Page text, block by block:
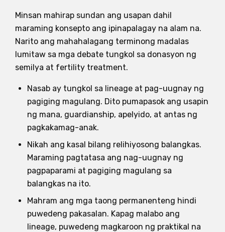
Minsan mahirap sundan ang usapan dahil
maraming konsepto ang ipinapalagay na alam na.
Narito ang mahahalagang terminong madalas
lumitaw sa mga debate tungkol sa donasyon ng
semilya at fertility treatment.
Nasab ay tungkol sa lineage at pag-uugnay ng
pagiging magulang. Dito pumapasok ang usapin
ng mana, guardianship, apelyido, at antas ng
pagkakamag-anak.
Nikah ang kasal bilang relihiyosong balangkas.
Maraming pagtatasa ang nag-uugnay ng
pagpaparami at pagiging magulang sa
balangkas na ito.
Mahram ang mga taong permanenteng hindi
puwedeng pakasalan. Kapag malabo ang
lineage, puwedeng magkaroon ng praktikal na